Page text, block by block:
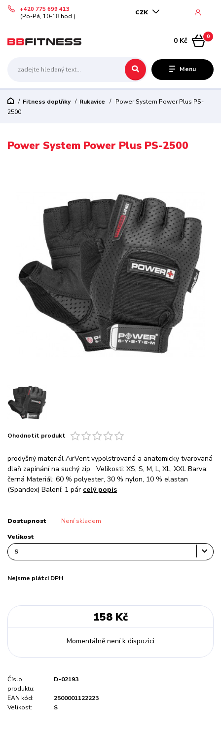
Menu
CZK
+420 775 699 413
(Po-Pá, 10-18 hod.)
0
0 Kč
Fitness doplňky Rukavice
Power System Power Plus PS-
2500
Power System Power Plus PS-2500
Ohodnotit produkt
prodyšný materiál AirVent vypolstrovaná a anatomicky tvarovaná
dlaň zapínání na suchý zip Velikosti: XS, S, M, L, XL, XXL Barva:
černá Materiál: 60 % polyester, 30 % nylon, 10 % elastan
(Spandex) Balení: 1 pár celý popis
Dostupnost Není skladem
Velikost
Nejsme plátci DPH
158 Kč
Momentálně není k dispozici
Číslo
produktu:
D-02193
EAN kód:
2500001122223
Velikost:
S